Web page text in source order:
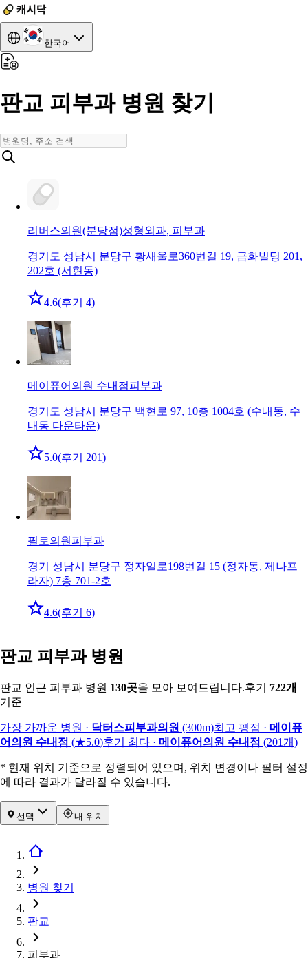
한국어
판교 피부과 병원 찾기
리버스의원(분당점)성형외과, 피부과
경기도 성남시 분당구 황새울로360번길 19, 금화빌딩 201,
202호 (서현동)
4.6(후기 4)
메이퓨어의원 수내점피부과
경기도 성남시 분당구 백현로 97, 10층 1004호 (수내동, 수
내동 다운타운)
5.0(후기 201)
필로의원 피부과
경기 성남시 분당구 정자일로198번길 15 (정자동, 제나프
라자) 7층 701-2호
4.6(후기 6)
판교 피부과 병원
판교 인근 피부과 병원 130곳을 모아 보여드립니다.후기 722개
기준
가장 가까운 병원 · 닥터스피부과의원 (300m)최고 평점 · 메이퓨
어의원 수내점 (★5.0)후기 최다 · 메이퓨어의원 수내점 (201개)
* 현재 위치 기준으로 정렬되어 있으며, 위치 변경이나 필터 설정
에 따라 결과가 달라질 수 있습니다.
선택 내 위치
병원 찾기
판교
피부과